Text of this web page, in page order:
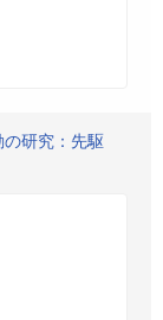
研究：先駆